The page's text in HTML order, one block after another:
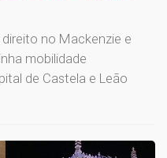
no Mackenzie e
mobilidade
de Castela e Leão